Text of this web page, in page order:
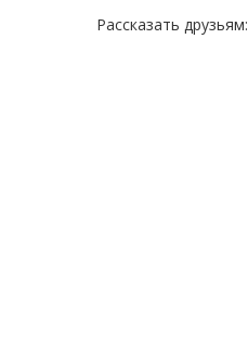
Рассказать друзьям: